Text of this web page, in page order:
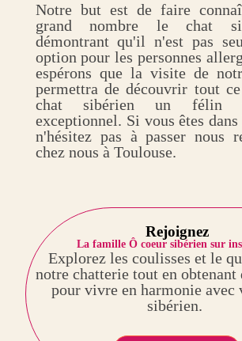
Notre but est de faire
grand nombre le chat
démontrant qu'il n'est pas
option pour les personnes
espérons que la visite de
permettra de découvrir tout
chat sibérien un félin
exceptionnel. Si vous êtes dans
n'hésitez pas à passer nous
chez nous à Toulouse.
Rejoignez
La famille Ô coeur sibérien sur
Explorez les coulisses et le
notre chatterie tout en obtenant
pour vivre en harmonie avec
sibérien.